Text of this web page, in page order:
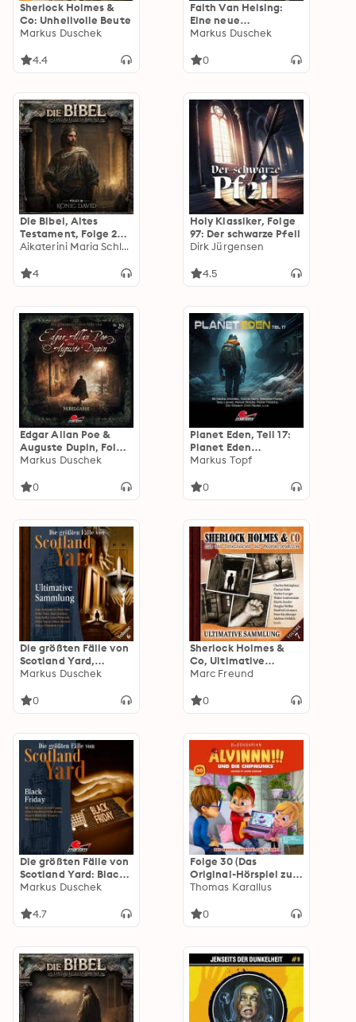
Sherlock Holmes &
Co: Unheilvolle Beute
Markus Duschek
4.4
Faith Van Helsing:
Eine neue
Zusammenkunft
Markus Duschek
0
Die Bibel, Altes
Testament, Folge 28:
König David
Aikaterini Maria Schlösser
4
Holy Klassiker, Folge
97: Der schwarze Pfeil
Dirk Jürgensen
4.5
Edgar Allan Poe &
Auguste Dupin, Folge
29: Nebelgasse
Markus Duschek
0
Planet Eden, Teil 17:
Planet Eden
(ungekürzt)
Markus Topf
0
Die größten Fälle von
Scotland Yard,
Ultimative Sammlung
Markus Duschek
0
Sherlock Holmes &
Co, Ultimative
Sammlung Volume 7
Marc Freund
0
Die größten Fälle von
Scotland Yard: Black
Friday
Markus Duschek
4.7
Folge 30 (Das
Original-Hörspiel zur
TV-Serie)
Thomas Karallus
0